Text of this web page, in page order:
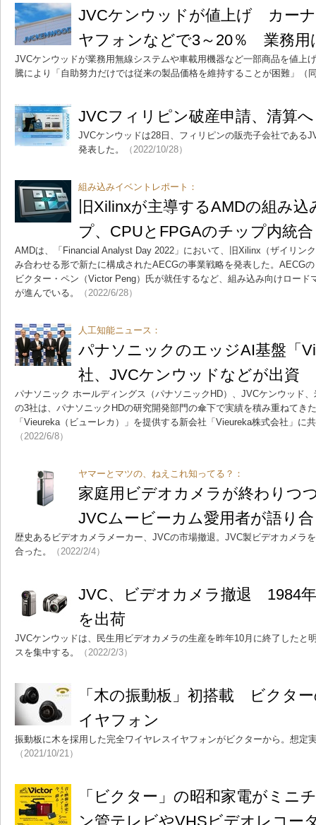
JVCケンウッドが値上げ カー
ヤフォンなどで3～20％ 業務用
JVCケンウッドが業務用無線システムや車載用機器など一部商品を値上
騰により「自助努力だけでは従来の製品価格を維持することが困難」（
JVCフィリピン破産申請、清算へ
JVCケンウッドは28日、フィリピンの販売子会社である
発表した。
（2022/10/28）
組み込みイベントレポート：
旧Xilinxが主導するAMDの組み
プ、CPUとFPGAのチップ内統
AMDは、「Financial Analyst Day 2022」において、旧Xilinx（ザイリン
み合わせる形で新たに構成されたAECGの事業戦略を発表した。AECG
ビクター・ペン（Victor Peng）氏が就任するなど、組み込み向けロー
が進んでいる。
（2022/6/28）
人工知能ニュース：
パナソニックのエッジAI基盤「
社、JVCケンウッドなどが出資
パナソニック ホールディングス（パナソニックHD）、JVCケンウッド
の3社は、パナソニックHDの研究開発部門の傘下で実績を積み重ねてき
「Vieureka（ビューレカ）」を提供する新会社「Vieureka株式会社」に
（2022/6/8）
ヤマーとマツの、ねえこれ知ってる？：
家庭用ビデオカメラが終わりつ
JVCムービーカム愛用者が語り
歴史あるビデオカメラメーカー、JVCの市場撤退。JVC製ビデオカメラ
合った。
（2022/2/4）
JVC、ビデオカメラ撤退 1984
を出荷
JVCケンウッドは、民生用ビデオカメラの生産を昨年10月に終了したと
スを集中する。
（2022/2/3）
「木の振動板」初搭載 ビクタ
イヤフォン
振動板に木を採用した完全ワイヤレスイヤフォンがビクターから。想定
（2021/10/21）
「ビクター」の昭和家電がミ
ン管テレビやVHSビデオレコー